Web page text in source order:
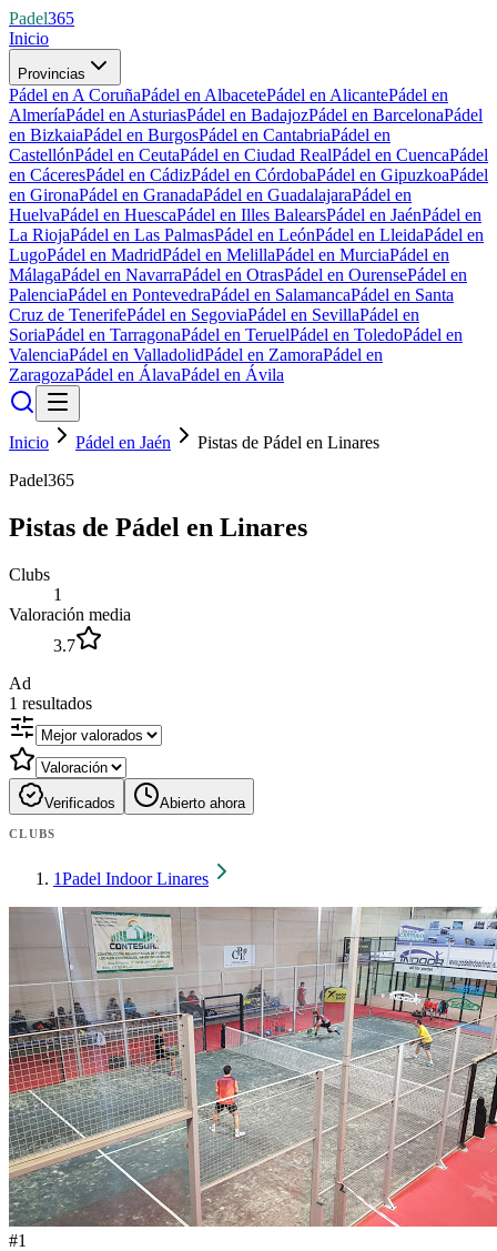
Padel365
Inicio
Provincias
Pádel en A CoruñaPádel en AlbacetePádel en AlicantePádel en
AlmeríaPádel en AsturiasPádel en BadajozPádel en BarcelonaPádel
en BizkaiaPádel en BurgosPádel en CantabriaPádel en
CastellónPádel en CeutaPádel en Ciudad RealPádel en CuencaPádel
en CáceresPádel en CádizPádel en CórdobaPádel en GipuzkoaPádel
en GironaPádel en GranadaPádel en GuadalajaraPádel en
HuelvaPádel en HuescaPádel en Illes BalearsPádel en JaénPádel en
La RiojaPádel en Las PalmasPádel en LeónPádel en LleidaPádel en
LugoPádel en MadridPádel en MelillaPádel en MurciaPádel en
MálagaPádel en NavarraPádel en OtrasPádel en OurensePádel en
PalenciaPádel en PontevedraPádel en SalamancaPádel en Santa
Cruz de TenerifePádel en SegoviaPádel en SevillaPádel en
SoriaPádel en TarragonaPádel en TeruelPádel en ToledoPádel en
ValenciaPádel en ValladolidPádel en ZamoraPádel en
ZaragozaPádel en ÁlavaPádel en Ávila
Inicio Pádel en Jaén
Pistas de Pádel en Linares
Padel365
Pistas de Pádel en Linares
Clubs
1
Valoración media
3.7
Ad
1 resultados
Verificados Abierto ahora
CLUBS
1Padel Indoor Linares
#1